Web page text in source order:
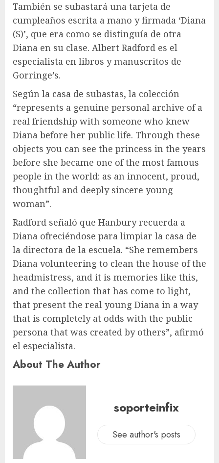
También se subastará una tarjeta de
cumpleaños escrita a mano y firmada ‘Diana
(S)’, que era como se distinguía de otra
Diana en su clase. Albert Radford es el
especialista en libros y manuscritos de
Gorringe’s.
Según la casa de subastas, la colección
“represents a genuine personal archive of a
real friendship with someone who knew
Diana before her public life. Through these
objects you can see the princess in the years
before she became one of the most famous
people in the world: as an innocent, proud,
thoughtful and deeply sincere young
woman”.
Radford señaló que Hanbury recuerda a
Diana ofreciéndose para limpiar la casa de
la directora de la escuela. “She remembers
Diana volunteering to clean the house of the
headmistress, and it is memories like this,
and the collection that has come to light,
that present the real young Diana in a way
that is completely at odds with the public
persona that was created by others”, afirmó
el especialista.
About The Author
soporteinfix
See author's posts